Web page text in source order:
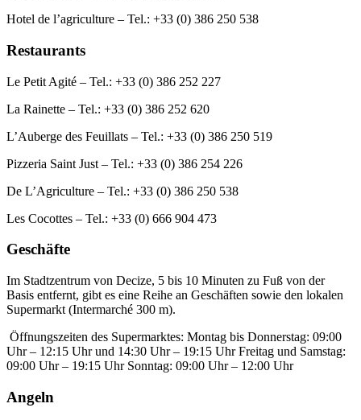
Hotel de l’agriculture – Tel.: +33 (0) 386 250 538
Restaurants
Le Petit Agité – Tel.: +33 (0) 386 252 227
La Rainette – Tel.: +33 (0) 386 252 620
L’Auberge des Feuillats – Tel.: +33 (0) 386 250 519
Pizzeria Saint Just – Tel.: +33 (0) 386 254 226
De L’Agriculture – Tel.: +33 (0) 386 250 538
Les Cocottes – Tel.: +33 (0) 666 904 473
Geschäfte
Im Stadtzentrum von Decize, 5 bis 10 Minuten zu Fuß von der
Basis entfernt, gibt es eine Reihe an Geschäften sowie den lokalen
Supermarkt (Intermarché 300 m).
Öffnungszeiten des Supermarktes: Montag bis Donnerstag: 09:00
Uhr – 12:15 Uhr und 14:30 Uhr – 19:15 Uhr Freitag und Samstag:
09:00 Uhr – 19:15 Uhr Sonntag: 09:00 Uhr – 12:00 Uhr
Angeln